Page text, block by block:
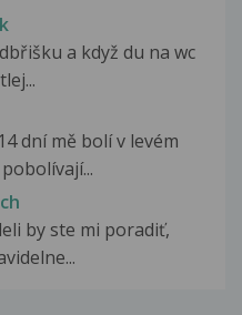
a když du na wc
dní mě bolí v levém
by ste mi poradiť,